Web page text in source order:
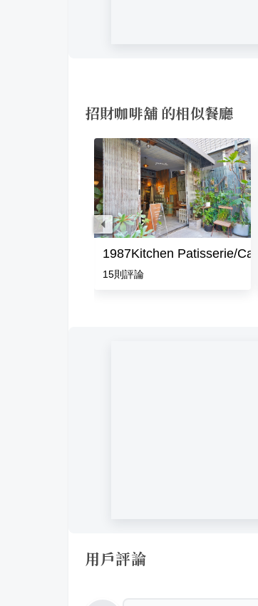
招財咖啡舖 的相似餐廳
1987Kitchen Patisserie/Cafe
15則評論
用戶評論